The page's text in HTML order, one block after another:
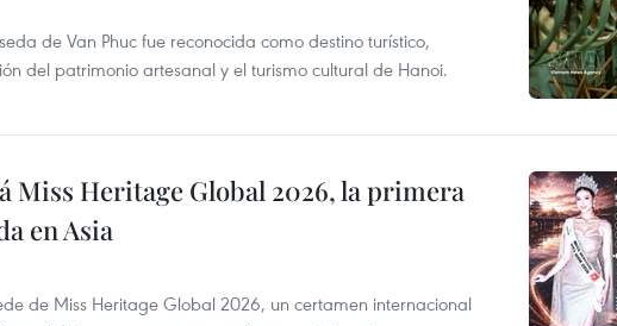
de Van Phuc fue reconocida como destino turístico,
del patrimonio artesanal y el turismo cultural de Hanoi.
Miss Heritage Global 2026, la primera
en Asia
de Miss Heritage Global 2026, un certamen internacional